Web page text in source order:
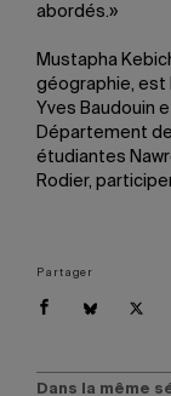
abordés.»
Mustapha
géographie, est
Yves Baudouin
Département
étudiantes
Rodier,
Partager
Dans la même